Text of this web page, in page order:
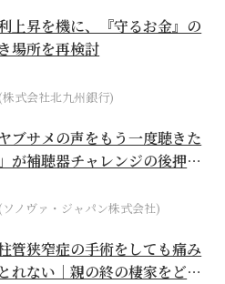
上昇を機に、『守るお金』の
場所を再検討
株式会社北九州銀行)
ヤブサメの声をもう一度聴きた
が補聴器チャレンジの後押し
ソノヴァ・ジャパン株式会社)
管狭窄症の手術をしても痛み
れない｜親の終の棲家をどう